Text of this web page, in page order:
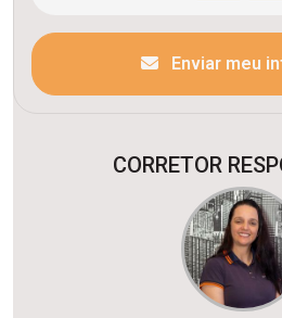
Enviar meu
CORRETOR